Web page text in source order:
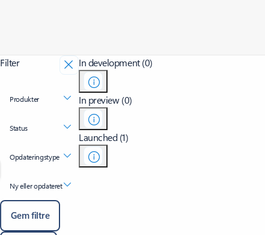
Filter
Produkter
Status
Opdateringstype
Ny eller opdateret
Gem filtre
In development (0)
In preview (0)
Launched (1)